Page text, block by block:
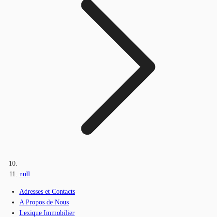
null
Adresses et Contacts
A Propos de Nous
Lexique Immobilier